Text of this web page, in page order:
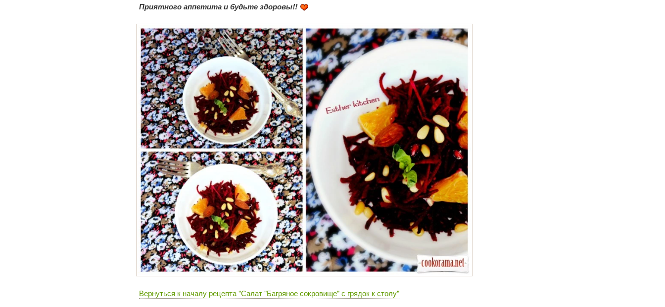
Приятного аппетита и будьте здоровы!!
Вернуться к началу рецепта "Салат "Багряное сокровище" с грядок к столу"